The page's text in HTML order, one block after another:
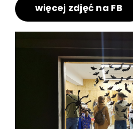
więcej zdjęć na FB